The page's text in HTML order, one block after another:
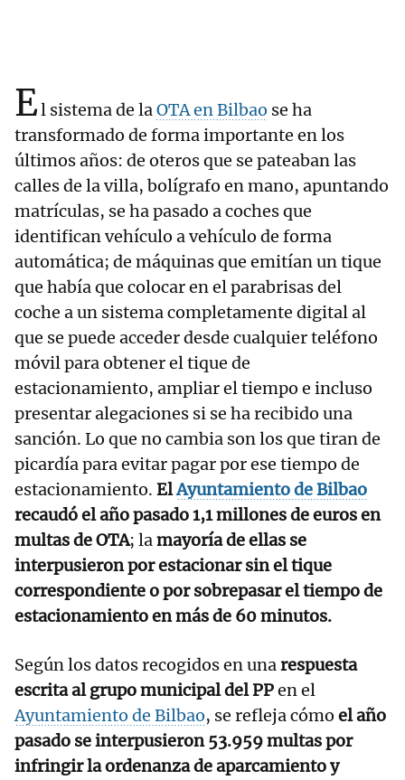
El sistema de laOTA en Bilbao se ha
transformado de forma importante en los
últimos años: de oteros que se pateaban las
calles de la villa, bolígrafo en mano, apuntando
matrículas, se ha pasado a coches que
identifican vehículo a vehículo de forma
automática; de máquinas que emitían un tique
que había que colocar en el parabrisas del
coche a un sistema completamente digital al
que se puede acceder desde cualquier teléfono
móvil para obtener el tique de
estacionamiento, ampliar el tiempo e incluso
presentar alegaciones si se ha recibido una
sanción. Lo que no cambia son los que tiran de
picardía para evitar pagar por ese tiempo de
estacionamiento. ElAyuntamiento de Bilbao
recaudó el año pasado 1,1 millones de euros en
multas de OTA; lamayoría de ellas se
interpusieron por estacionar sin el tique
correspondiente o por sobrepasar el tiempo de
estacionamiento en más de 60 minutos.
Según los datos recogidos en unarespuesta
escrita al grupo municipal del PPen el
Ayuntamiento de Bilbao, se refleja cómo el año
pasado se interpusieron 53.959 multas por
infringir la ordenanza de aparcamiento y